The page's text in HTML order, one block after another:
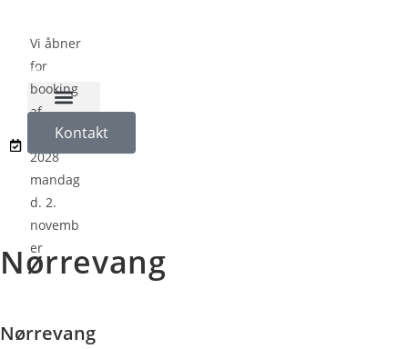
Vi åbner
for
booking
af
sæson
2028
mandag
d. 2.
novemb
er
Kontakt
Nørrevang
Nørrevang